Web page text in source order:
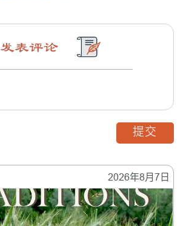
2026年8月7日
发表评论
提交